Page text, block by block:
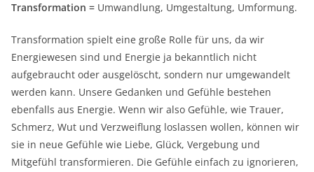
Transformation = Umwandlung, Umgestaltung, Umformung.
Transformation spielt eine große Rolle für uns, da wir
Energiewesen sind und Energie ja bekanntlich nicht
aufgebraucht oder ausgelöscht, sondern nur umgewandelt
werden kann. Unsere Gedanken und Gefühle bestehen
ebenfalls aus Energie. Wenn wir also Gefühle, wie Trauer,
Schmerz, Wut und Verzweiflung loslassen wollen, können wir
sie in neue Gefühle wie Liebe, Glück, Vergebung und
Mitgefühl transformieren. Die Gefühle einfach zu ignorieren,